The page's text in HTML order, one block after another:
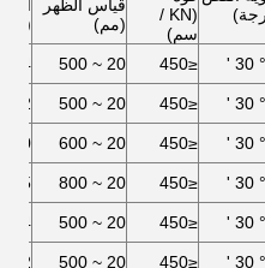
(KN /
سم)
قياس الظهر
(مم)
(N / دقيقة)
≤450
20 ~ 500
14
≤450
20 ~ 500
12
≤450
20 ~ 600
10
≤450
20 ~ 800
5
≤450
20 ~ 500
14
≤450
20 ~ 500
12